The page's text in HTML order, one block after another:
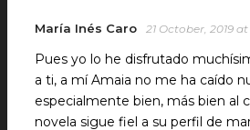
María Inés Caro 21 October, 2019 at
Pues yo lo he disfrutado
a ti, a mí Amaia no me ha caído
especialmente bien, más bien al
novela sigue fiel a su perfil de